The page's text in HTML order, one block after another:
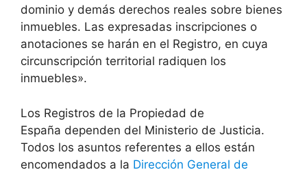
dominio y demás derechos reales sobre bienes
inmuebles. Las expresadas inscripciones o
anotaciones se harán en el Registro, en cuya
circunscripción territorial radiquen los
inmuebles».
Los Registros de la Propiedad de
España dependen del Ministerio de Justicia.
Todos los asuntos referentes a ellos están
encomendados a la Dirección General de